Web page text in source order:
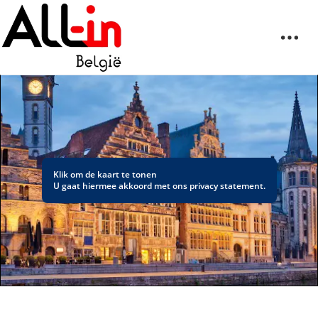
Klik om de kaart te tonen
U gaat hiermee akkoord met ons privacy statement.